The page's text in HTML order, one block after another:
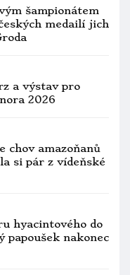
vodu, nebo mu
Fotopast
o novém řediteli
33 lidí, jména
a výstav pro
2025